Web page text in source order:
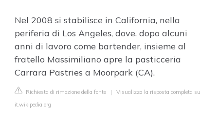
Nel 2008 si stabilisce in California, nella
periferia di Los Angeles, dove, dopo alcuni
anni di lavoro come bartender, insieme al
fratello Massimiliano apre la pasticceria
Carrara Pastries a Moorpark (CA).
Richiesta di rimozione della fonte | Visualizza la risposta completa su
it.wikipedia.org